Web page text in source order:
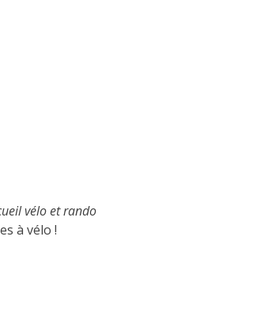
vélo et rando
à vélo !